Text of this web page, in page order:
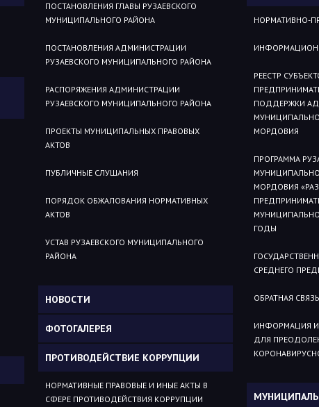
ПОСТАНОВЛЕНИЯ ГЛАВЫ РУЗАЕВСКОГО
МУНИЦИПАЛЬНОГО РАЙОНА
ПОСТАНОВЛЕНИЯ АДМИНИСТРАЦИИ
РУЗАЕВСКОГО МУНИЦИПАЛЬНОГО РАЙОНА
РАСПОРЯЖЕНИЯ АДМИНИСТРАЦИИ
РУЗАЕВСКОГО МУНИЦИПАЛЬНОГО РАЙОНА
ПРОЕКТЫ МУНИЦИПАЛЬНЫХ ПРАВОВЫХ
АКТОВ
ПУБЛИЧНЫЕ СЛУШАНИЯ
ПОРЯДОК ОБЖАЛОВАНИЯ НОРМАТИВНЫХ
АКТОВ
УСТАВ РУЗАЕВСКОГО МУНИЦИПАЛЬНОГО
РАЙОНА
НОВОСТИ
ФОТОГАЛЕРЕЯ
ПРОТИВОДЕЙСТВИЕ КОРРУПЦИИ
НОРМАТИВНЫЕ ПРАВОВЫЕ И ИНЫЕ АКТЫ В
СФЕРЕ ПРОТИВОДЕЙСТВИЯ КОРРУПЦИИ
НОРМАТИВНО-
РЕЕСТР
ПОДДЕРЖКИ
МОРДОВИЯ
ПРОГРАММА
МОРДОВИЯ
ГОДЫ
СРЕДНЕГО
ОБРАТНАЯ СВЯЗЬ
ИНФОРМАЦИЯ
ДЛЯ